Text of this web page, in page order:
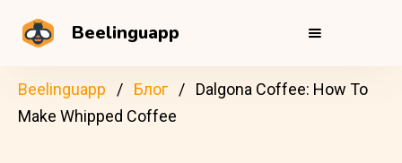
Beelinguapp
Beelinguapp Блог
Dalgona Coffee: How To
Make Whipped Coffee